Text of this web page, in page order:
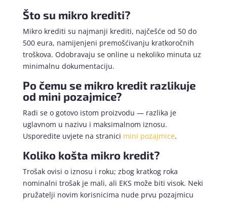
Što su mikro krediti?
Mikro krediti su najmanji krediti, najčešće od 50 do
500 eura, namijenjeni premošćivanju kratkoročnih
troškova. Odobravaju se online u nekoliko minuta uz
minimalnu dokumentaciju.
Po čemu se mikro kredit razlikuje
od mini pozajmice?
Radi se o gotovo istom proizvodu — razlika je
uglavnom u nazivu i maksimalnom iznosu.
Usporedite uvjete na stranici mini pozajmice.
Koliko košta mikro kredit?
Trošak ovisi o iznosu i roku; zbog kratkog roka
nominalni trošak je mali, ali EKS može biti visok. Neki
pružatelji novim korisnicima nude prvu pozajmicu